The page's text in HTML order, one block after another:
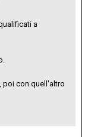
a
poi con quell'altro